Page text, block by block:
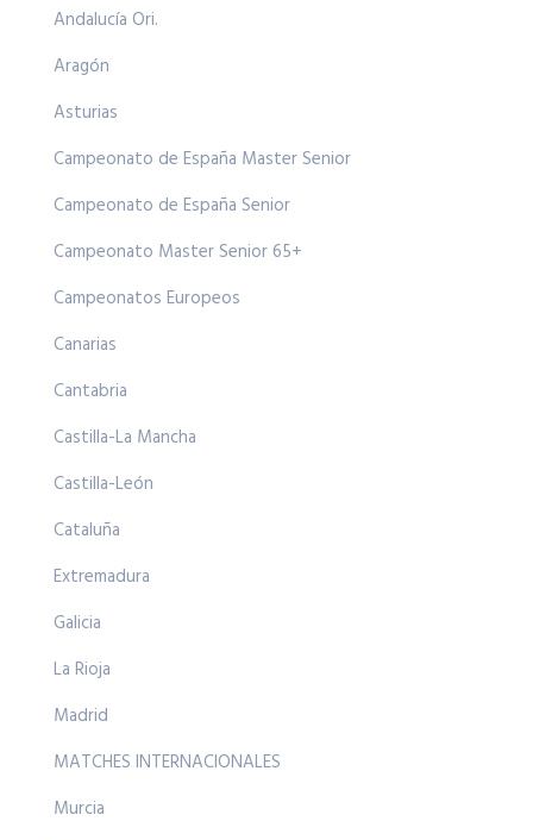
Andalucía Ori.
Aragón
Asturias
Campeonato de España Master Senior
Campeonato de España Senior
Campeonato Master Senior 65+
Campeonatos Europeos
Canarias
Cantabria
Castilla-La Mancha
Castilla-León
Cataluña
Extremadura
Galicia
La Rioja
Madrid
MATCHES INTERNACIONALES
Murcia